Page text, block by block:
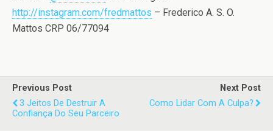
http://instagram.com/fredmattos – Frederico A. S. O.
Mattos CRP 06/77094
Previous Post
3 Jeitos De Destruir A
Confiança Do Seu Parceiro
Next Post
Como Lidar Com A Culpa?